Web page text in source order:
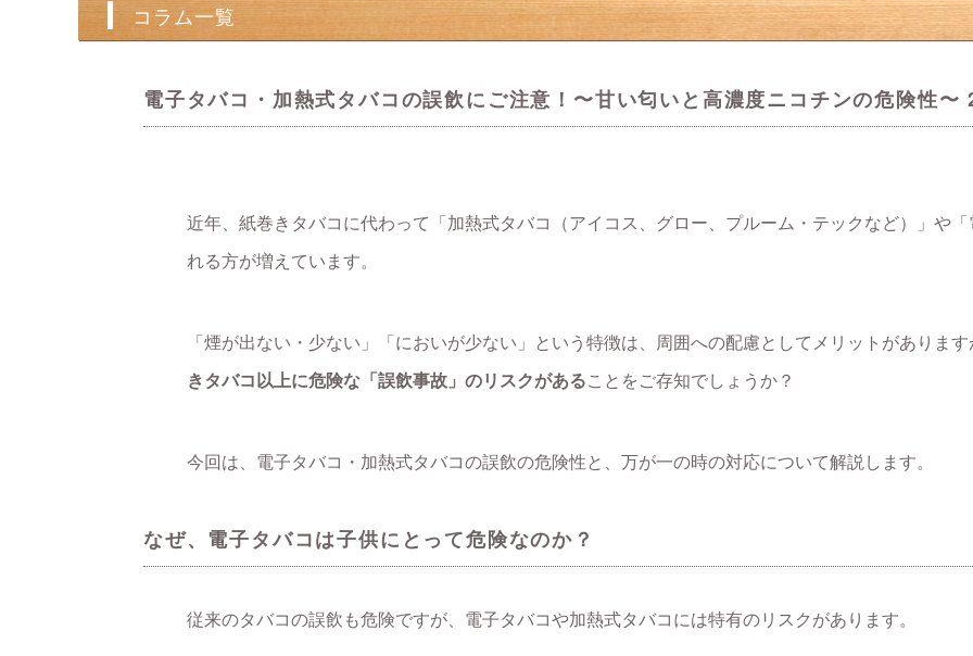
コラム一覧
電子タバコ・加熱式タバコの誤飲にご注意！〜甘い匂いと高濃度ニコチンの危険性
近年、紙巻きタバコに代わって「加熱式タバコ（アイコス、グロー、プルーム・テックなど）」や
れる方が増えています。
「煙が出ない・少ない」「においが少ない」という特徴は、周囲への配慮としてメリットがありま
きタバコ以上に危険な「誤飲事故」のリスクがあることをご存知でしょうか？
今回は、電子タバコ・加熱式タバコの誤飲の危険性と、万が一の時の対応について解説します。
なぜ、電子タバコは子供にとって危険なのか？
従来のタバコの誤飲も危険ですが、電子タバコや加熱式タバコには特有のリスクがあります。